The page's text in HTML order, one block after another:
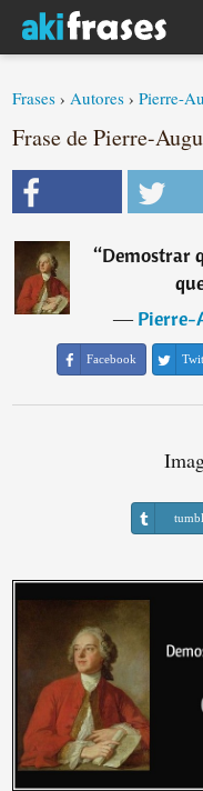
Frases ›Autores ›Pierre-
Frase de Pierre-
“Demostrar
―Pierre-
Facebook